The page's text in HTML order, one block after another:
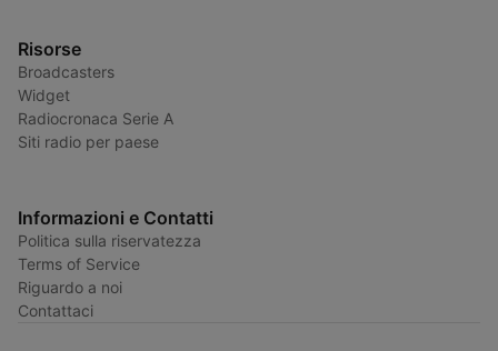
Risorse
Broadcasters
Widget
Radiocronaca Serie A
Siti radio per paese
Informazioni e Contatti
Politica sulla riservatezza
Terms of Service
Riguardo a noi
Contattaci